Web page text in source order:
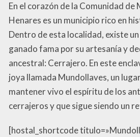
En el corazón de la Comunidad de
Henares es un municipio rico en
Dentro de esta localidad, existe
ganado fama por su artesanía y
ancestral: Cerrajero. En este
joya llamada Mundollaves, un
mantener vivo el espíritu de los
cerrajeros y que sigue siendo un
[hostal_shortcode